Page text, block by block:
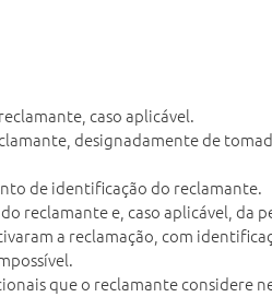
caso aplicável.
designadamente de
de identificação do reclamante.
reclamante e, caso aplicável, da
a reclamação, com
que o reclamante considere